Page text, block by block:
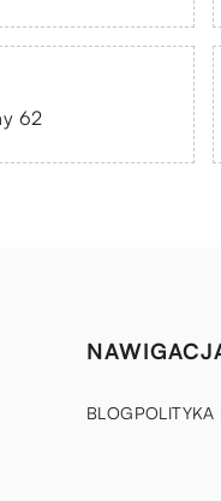
62
BLOGPOLITYKA